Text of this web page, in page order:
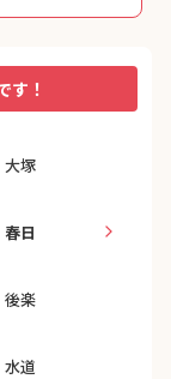
す！
大塚
春日
後楽
水道